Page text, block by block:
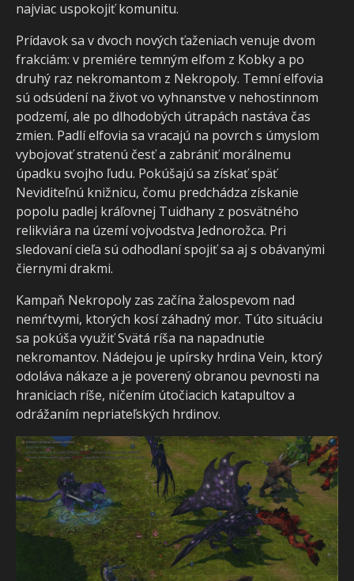
najviac uspokojiť komunitu.
Prídavok sa v dvoch nových ťaženiach venuje dvom
frakciám: v premiére temným elfom z Kobky a po
druhý raz nekromantom z Nekropoly. Temní elfovia
sú odsúdení na život vo vyhnanstve v nehostinnom
podzemí, ale po dlhodobých útrapách nastáva čas
zmien. Padlí elfovia sa vracajú na povrch s úmyslom
vybojovať stratenú česť a zabrániť morálnemu
úpadku svojho ľudu. Pokúšajú sa získať späť
Neviditeľnú knižnicu, čomu predchádza získanie
popolu padlej kráľovnej Tuidhany z posvätného
relikviára na území vojvodstva Jednorožca. Pri
sledovaní cieľa sú odhodlaní spojiť sa aj s obávanými
čiernymi drakmi.
Kampaň Nekropoly zas začína žalospevom nad
nemŕtvymi, ktorých kosí záhadný mor. Túto situáciu
sa pokúša využiť Svätá ríša na napadnutie
nekromantov. Nádejou je upírsky hrdina Vein, ktorý
odoláva nákaze a je poverený obranou pevnosti na
hraniciach ríše, ničením útočiacich katapultov a
odrážaním nepriateľských hrdinov.